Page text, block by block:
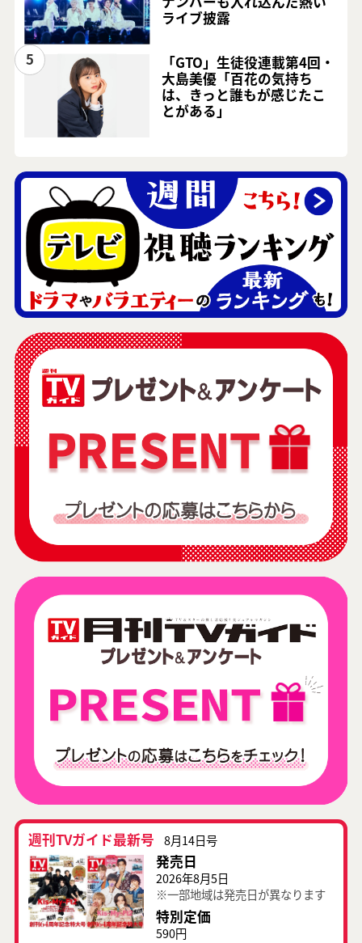
ライブ披露
5
「GTO」生徒役連載第4回・
大島美優「百花の気持ち
は、きっと誰もが感じたこ
とがある」
週刊TVガイド最新号 8月14日号
発売日
2026年8月5日
※一部地域は発売日が異なります
特別定価
590円